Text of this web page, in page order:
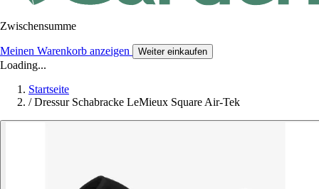
Zwischensumme
Meinen Warenkorb anzeigen Weiter einkaufen
Loading...
Startseite
/ Dressur Schabracke LeMieux Square Air-Tek